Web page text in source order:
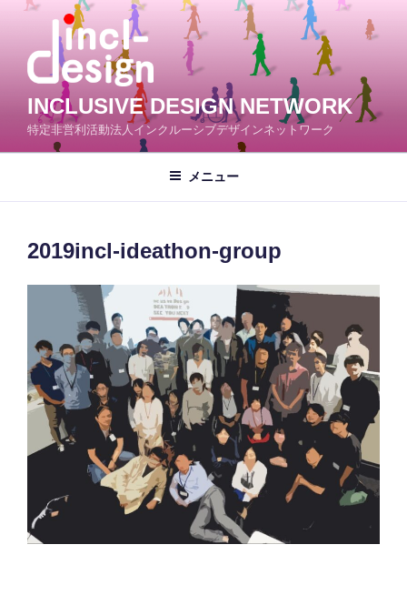
プ
INCLUSIVE DESIGN NETWORK
特定非営利活動法人インクルーシブデザインネットワーク
メニュー
2019incl-ideathon-group